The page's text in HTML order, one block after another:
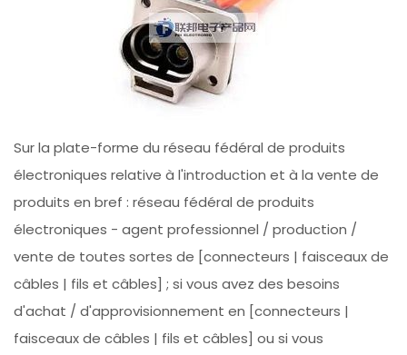
Sur la plate-forme du réseau fédéral de produits
électroniques relative à l'introduction et à la vente de
produits en bref : réseau fédéral de produits
électroniques - agent professionnel / production /
vente de toutes sortes de [connecteurs | faisceaux de
câbles | fils et câbles] ; si vous avez des besoins
d'achat / d'approvisionnement en [connecteurs |
faisceaux de câbles | fils et câbles] ou si vous